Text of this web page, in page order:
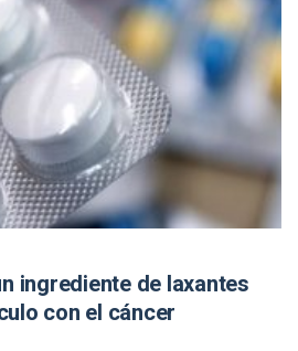
ingrediente de laxantes
con el cáncer